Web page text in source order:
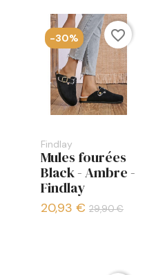
Findlay
Mules fourées
Black - Ambre -
Findlay
20,93 € 29,90 €
-30% favorite_border